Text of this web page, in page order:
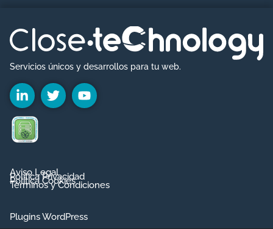
Servicios únicos y desarrollos para tu web.
Aviso Legal
Política Privacidad
Política Cookies
Términos y Condiciones
Plugins WordPress